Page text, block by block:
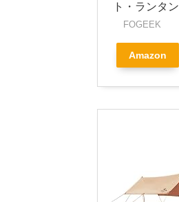
ト・ランタン
FOGEEK
Amazon